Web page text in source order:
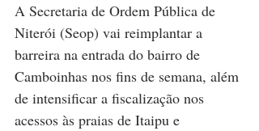
A Secretaria de Ordem Pública de
Niterói (Seop) vai reimplantar a
barreira na entrada do bairro de
Camboinhas nos fins de semana, além
de intensificar a fiscalização nos
acessos às praias de Itaipu e